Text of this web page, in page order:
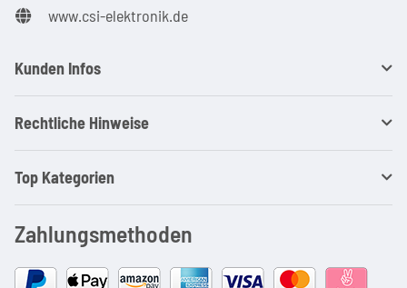
www.csi-elektronik.de
Kunden Infos
Rechtliche Hinweise
Top Kategorien
Zahlungsmethoden